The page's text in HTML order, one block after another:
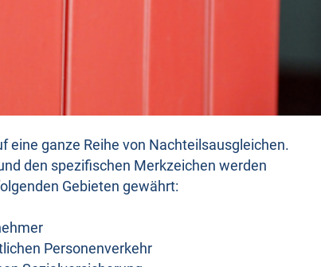
eine ganze Reihe von Nachteilsausgleichen.
den spezifischen Merkzeichen werden
Gebieten gewährt:
Personenverkehr